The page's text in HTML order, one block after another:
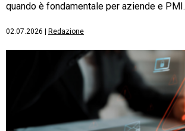
quando è fondamentale per aziende e PMI.
02.07.2026 Redazione